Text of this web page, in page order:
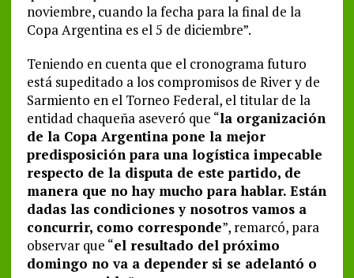
noviembre, cuando la fecha para la final de la
Copa Argentina es el 5 de diciembre”.
Teniendo en cuenta que el cronograma futuro
está supeditado a los compromisos de River y de
Sarmiento en el Torneo Federal, el titular de la
entidad chaqueña aseveró que “la organización
de la Copa Argentina pone la mejor
predisposición para una logística impecable
respecto de la disputa de este partido, de
manera que no hay mucho para hablar. Están
dadas las condiciones y nosotros vamos a
concurrir, como corresponde”, remarcó, para
observar que “el resultado del próximo
domingo no va a depender si se adelantó o